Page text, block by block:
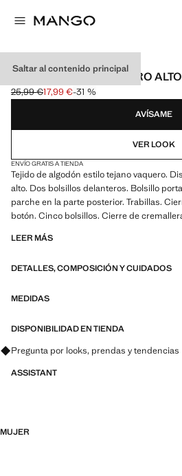
Saltar al contenido principal
SHORTS VAQUEROS TIRO ALTO
Precio inicial tachado [25,99 € ]
25,99 €
Precio actual [17,99 € ]
17,99 €-31 %
Selecciona un color
AVÍSAME
VER LOOK
ENVÍO GRATIS A TIENDA
Tejido de algodón estilo tejano vaquero.
alto. Dos bolsillos delanteros. Bolsillo
parche en la parte posterior. Trabillas.
botón. Cinco bolsillos. Cierre de
LEER MÁS
DETALLES, COMPOSICIÓN Y CUIDADOS
MEDIDAS
DISPONIBILIDAD EN TIENDA
Pregunta por looks, prendas y tendencias
ASSISTANT
MUJER